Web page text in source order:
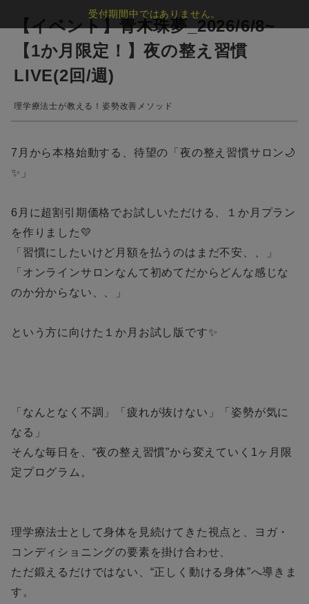
【イベント】青木珠夢_2026/6/8~
【1か月限定！】夜の整え習慣
LIVE(2回/週)
理学療法士が教える！姿勢改善メソッド
7月から本格始動する、待望の「夜の整え習慣サロン🌙
✨」
6月に超割引期価格でお試しいただける、１か月プラン
を作りました💛
「習慣にしたいけど月額を払うのはまだ不安、、」
「オンラインサロンなんて初めてだからどんな感じな
のか分からない、、」
という方に向けた１か月お試し版です✨
「なんとなく不調」「疲れが抜けない」「姿勢が気に
なる」
そんな毎日を、“夜の整え習慣”から変えていく1ヶ月限
定プログラム。
理学療法士として身体を見続けてきた視点と、ヨガ・
コンディショニングの要素を掛け合わせ、
ただ鍛えるだけではない、“正しく動ける身体”へ導きま
す。
受付期間中ではありません。